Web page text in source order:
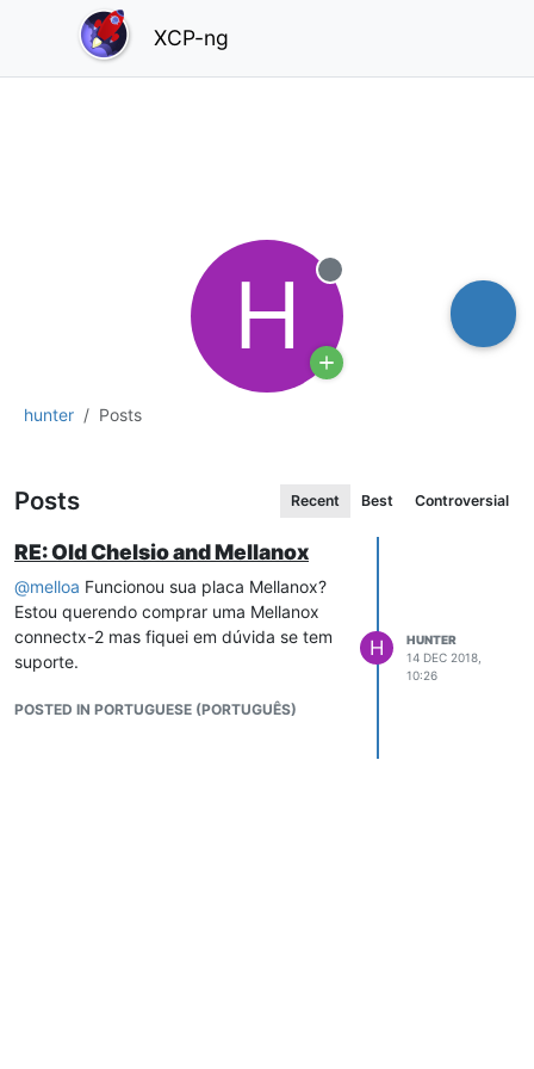
XCP-ng
hunter Posts
H Offline
Posts Recent Best Controversial
RE: Old Chelsio and Mellanox
@melloa Funcionou sua placa Mellanox?
Estou querendo comprar uma Mellanox
connectx-2 mas fiquei em dúvida se tem
suporte.
POSTED IN PORTUGUESE (PORTUGUÊS)
H
HUNTER
14 DEC 2018,
10:26